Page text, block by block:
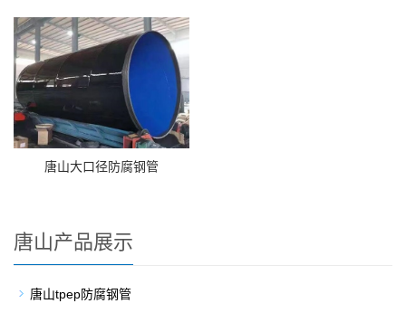
唐山大口径防腐钢管
唐山产品展示
唐山tpep防腐钢管